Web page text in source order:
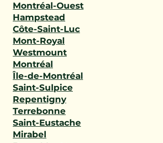
Montréal-Ouest
Hampstead
Côte-Saint-Luc
Mont-Royal
Westmount
Montréal
Île-de-Montréal
Saint-Sulpice
Repentigny
Terrebonne
Saint-Eustache
Mirabel